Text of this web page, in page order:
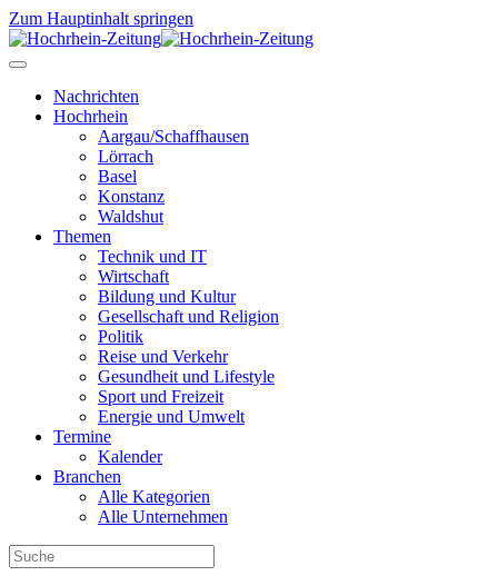
Zum Hauptinhalt springen
Nachrichten
Hochrhein
Aargau/Schaffhausen
Lörrach
Basel
Konstanz
Waldshut
Themen
Technik und IT
Wirtschaft
Bildung und Kultur
Gesellschaft und Religion
Politik
Reise und Verkehr
Gesundheit und Lifestyle
Sport und Freizeit
Energie und Umwelt
Termine
Kalender
Branchen
Alle Kategorien
Alle Unternehmen